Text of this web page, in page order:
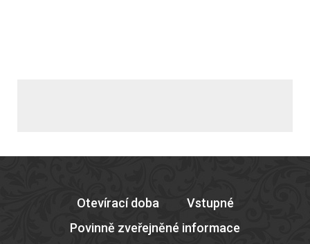
Otevírací doba
Vstupné
Povinně zveřejněné informace